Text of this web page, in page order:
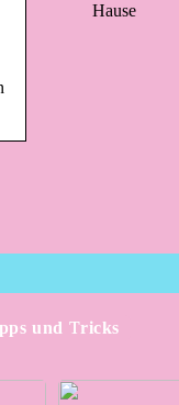
Hause
und Tricks